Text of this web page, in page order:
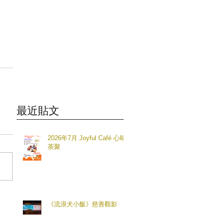
最近貼文
2026年7月 Joyful Café 心晴
茶聚
《流浪犬小飯》慈善觀影